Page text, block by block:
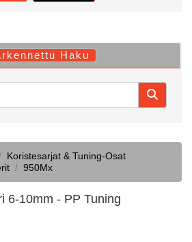
Haku
Koristesarjat & Tuning-Osat
950Mx
6-10mm - PP Tuning